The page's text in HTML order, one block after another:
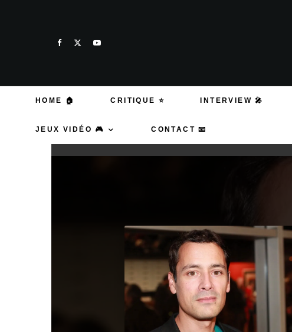
HOME 🏠 CRITIQUE ⭐ INTERVIEW 🎤
JEUX VIDÉO 🎮 CONTACT 📧